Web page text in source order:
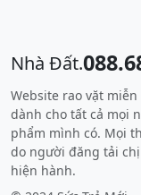
Nhà Đất.
Website rao vặt
dành cho tất cả mọi
phẩm mình có. Mọi
do người đăng tải
hiện hành.